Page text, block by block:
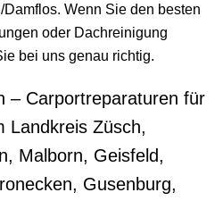
Wenn Sie den besten
oder Dachreinigung
bei uns genau richtig.
– Carportreparaturen für
Landkreis Züsch,
Malborn, Geisfeld,
Gusenburg,